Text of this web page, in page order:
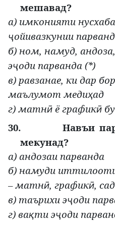
мешавад?
а) имконияти
ҷойивазкунии
б) ном, намуд,
эҷоди парванда (*)
в) равзанае, ки дар
маълумот медиҳад
г) матнӣ ё графикӣ
30.
Навъи
мекунад?
а) андозаи парванда
б) намуди
– матнӣ, графикӣ,
в) таърихи эҷоди
г) вақти эҷоди